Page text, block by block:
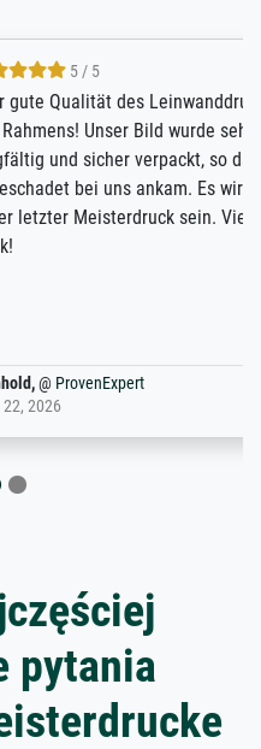
und
wurde sehr
so dass es
Es wird nicht
sein. Vielen
pytania